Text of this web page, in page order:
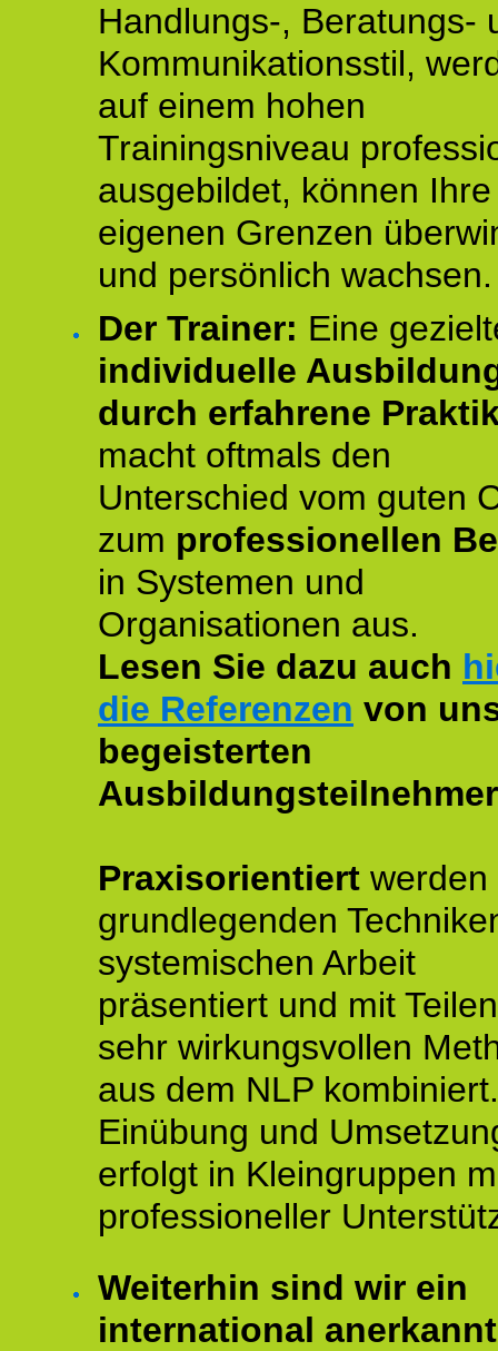
Handlungs-, Beratungs-
Kommunikationsstil,
auf einem hohen
Trainingsniveau
ausgebildet, können Ihre
eigenen Grenzen
und persönlich wachsen.
Der Trainer: Eine
individuelle
durch erfahrene
macht oftmals den
Unterschied vom guten
zum professionellen
in Systemen und
Organisationen aus.
Lesen Sie dazu auch
die Referenzen von
begeisterten
Praxisorientiert werden
grundlegenden
systemischen Arbeit
präsentiert und mit
sehr wirkungsvollen
aus dem NLP
Einübung und
erfolgt in Kleingruppen
professioneller
Weiterhin sind wir ein
international